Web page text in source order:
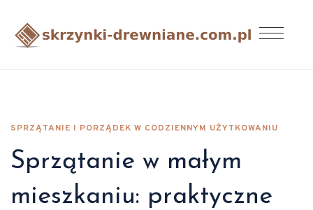
SPRZĄTANIE I PORZĄDEK W CODZIENNYM UŻYTKOWANIU
Sprzątanie w małym
mieszkaniu: praktyczne